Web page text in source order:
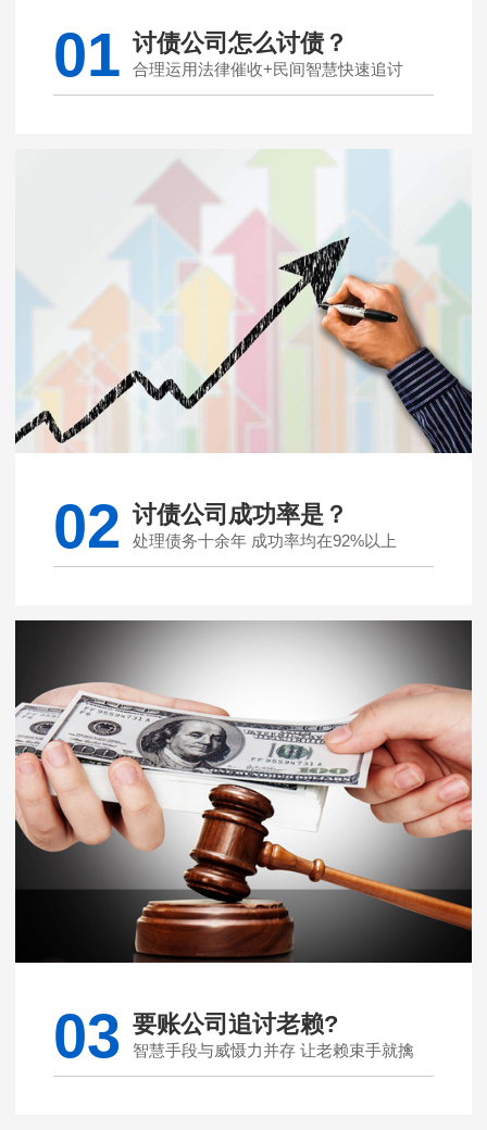
01 讨债公司怎么讨债？
合理运用法律催收+民间智慧快速追讨
02 讨债公司成功率是？
处理债务十余年 成功率均在92%以上
03 要账公司追讨老赖?
智慧手段与威慑力并存 让老赖束手就擒